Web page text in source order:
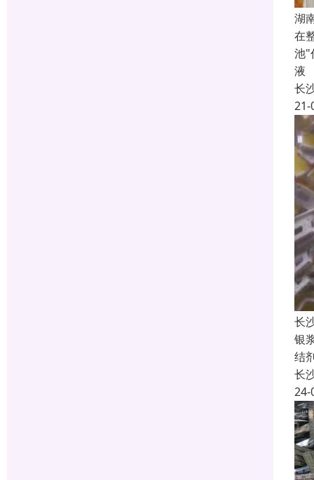
湖
在
池"
液
长
21-
长
银
结
长
24-